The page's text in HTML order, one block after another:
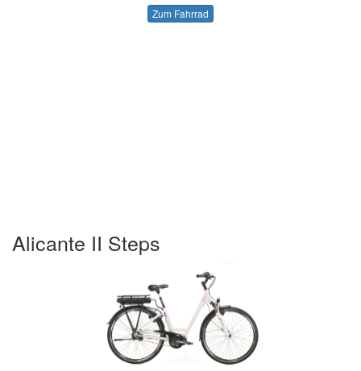
Zum Fahrrad
Alicante II Steps